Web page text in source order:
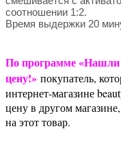
соотношении 1:2.
Время выдержки 20
По программе
цену!» покупатель,
интернет-магазине
цену в другом
на этот товар.